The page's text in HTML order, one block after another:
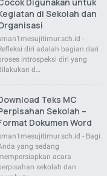
di Sekolah dan
-
diri adalah bagian dari
introspeksi diri yang
d…
Teks MC
Sekolah –
Dokumen Word
- Bagi
yang sedang
acara
sekolah dan